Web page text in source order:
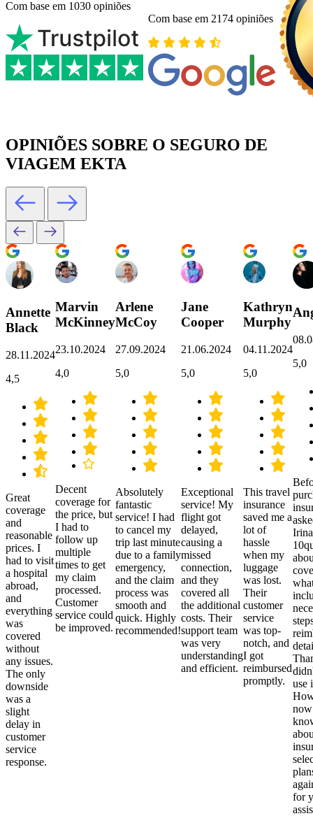
Com base em 1030 opiniões
Com base em 2174 opiniões
OPINIÕES SOBRE O SEGURO DE
VIAGEM EKTA
Annette
Black
28.11.2024
4,5
Great
coverage
and
reasonable
prices. I
had to visit
a hospital
abroad,
and
everything
was
covered
without
any issues.
The only
downside
was a
slight
delay in
customer
service
response.
Marvin
McKinney
23.10.2024
4,0
Decent
coverage for
the price, but
I had to
follow up
multiple
times to get
my claim
processed.
Customer
service could
be improved.
Arlene
McCoy
27.09.2024
5,0
Absolutely
fantastic
service! I had
to cancel my
trip last minute
due to a family
emergency,
and the claim
process was
smooth and
quick. Highly
recommended!
Jane
Cooper
21.06.2024
5,0
Exceptional
service! My
flight got
delayed,
causing a
missed
connection,
and they
covered all
the additional
costs. Their
support team
was very
understanding
and efficient.
Kathryn
Murphy
04.11.2024
5,0
This travel
insurance
saved me a
lot of
hassle
when my
luggage
was lost.
Their
customer
service
was top-
notch, and
I got
reimbursed
promptly.
5,0
use
for